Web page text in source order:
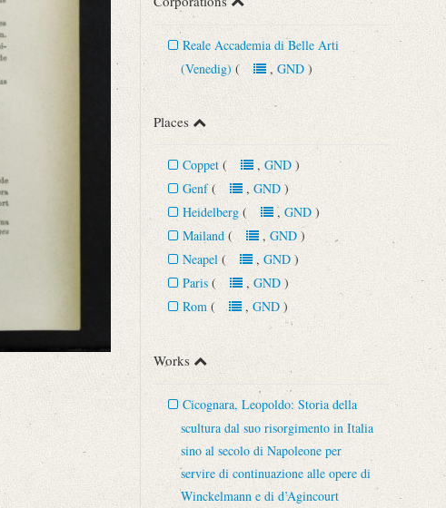
Reale Accademia di Belle Arti
(Venedig) (, GND)
Places
Coppet (, GND)
Genf (, GND)
Heidelberg (, GND)
Mailand (, GND)
Neapel (, GND)
Paris (, GND)
Rom (, GND)
Works
Cicognara, Leopoldo: Storia della
scultura dal suo risorgimento in Italia
sino al secolo di Napoleone per
servire di continuazione alle opere di
Winckelmann e di d’Agincourt